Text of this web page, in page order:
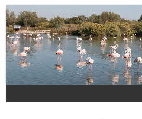
Aller au contenu principal